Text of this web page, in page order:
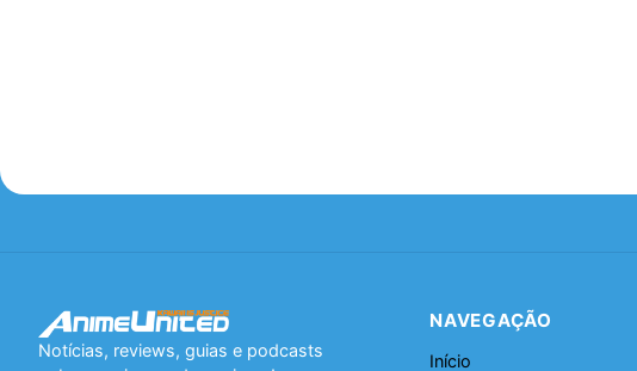
Notícias, reviews, guias e podcasts
NAVEGAÇÃO
Início